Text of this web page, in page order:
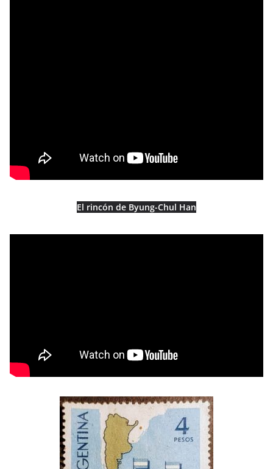
El rincón de Byung-Chul Han